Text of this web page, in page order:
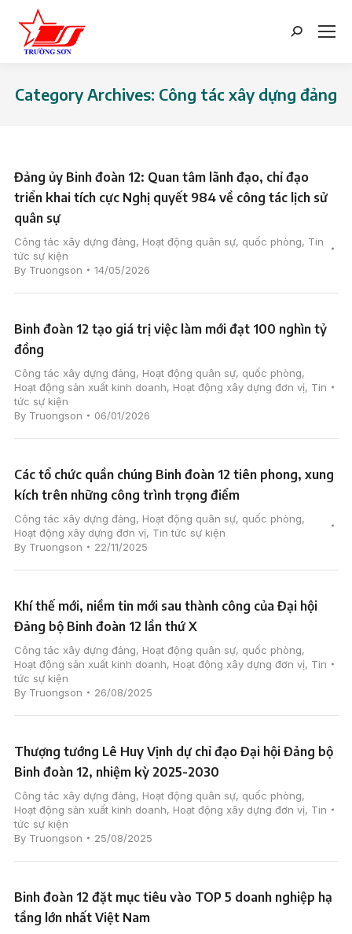
Search:
Category Archives: Công tác xây dựng đảng
Đảng ủy Binh đoàn 12: Quan tâm lãnh đạo, chỉ đạo
triển khai tích cực Nghị quyết 984 về công tác lịch sử
quân sự
Công tác xây dựng đảng, Hoạt động quân sự, quốc phòng, Tin
tức sự kiện
By Truongson 14/05/2026
Binh đoàn 12 tạo giá trị việc làm mới đạt 100 nghìn tỷ
đồng
Công tác xây dựng đảng, Hoạt động quân sự, quốc phòng,
Hoạt động sản xuất kinh doanh, Hoạt động xây dựng đơn vị, Tin
tức sự kiện
By Truongson 06/01/2026
Các tổ chức quần chúng Binh đoàn 12 tiên phong, xung
kích trên những công trình trọng điểm
Công tác xây dựng đảng, Hoạt động quân sự, quốc phòng,
Hoạt động xây dựng đơn vị, Tin tức sự kiện
By Truongson 22/11/2025
Khí thế mới, niềm tin mới sau thành công của Đại hội
Đảng bộ Binh đoàn 12 lần thứ X
Công tác xây dựng đảng, Hoạt động quân sự, quốc phòng,
Hoạt động sản xuất kinh doanh, Hoạt động xây dựng đơn vị, Tin
tức sự kiện
By Truongson 26/08/2025
Thượng tướng Lê Huy Vịnh dự chỉ đạo Đại hội Đảng bộ
Binh đoàn 12, nhiệm kỳ 2025-2030
Công tác xây dựng đảng, Hoạt động quân sự, quốc phòng,
Hoạt động sản xuất kinh doanh, Hoạt động xây dựng đơn vị, Tin
tức sự kiện
By Truongson 25/08/2025
Binh đoàn 12 đặt mục tiêu vào TOP 5 doanh nghiệp hạ
tầng lớn nhất Việt Nam